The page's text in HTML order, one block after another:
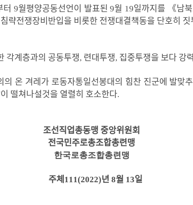
터 9월평양공동선언이 발표된9월 19일까지를 《남북
략전쟁장비반입을 비롯한 전쟁대결책동을 단호히 짓
각계층과의 공동투쟁, 련대투쟁, 집중투쟁을 보다 강
의 온 겨레가 로동자통일선봉대의 힘찬 진군에 발맞
떨쳐나설것을 열렬히 호소한다.
조선직업총동맹 중앙위원회
전국민주로총조합총련맹
한국로총조합총련맹
주체 111(2022)년 8월 13일